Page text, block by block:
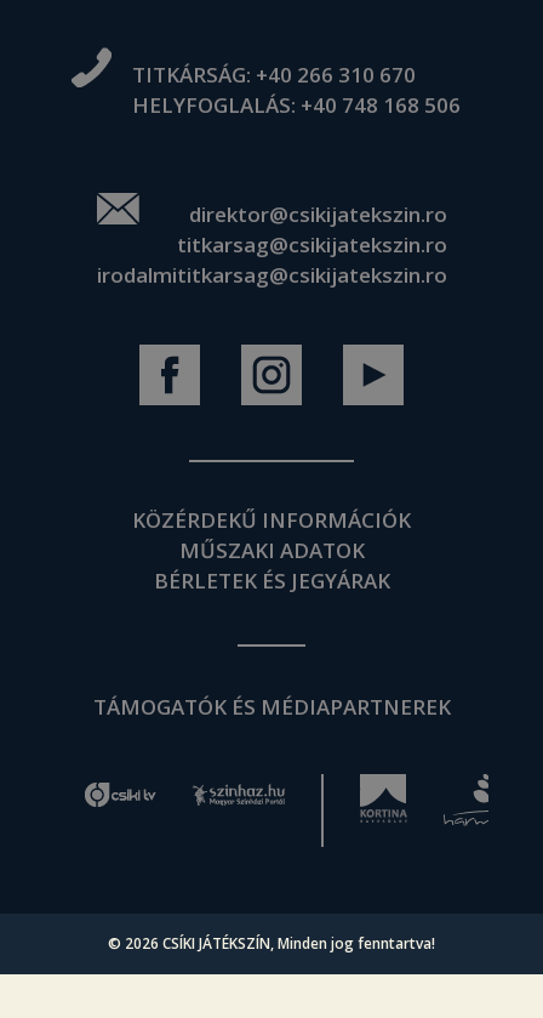
TITKÁRSÁG: +40 266 310 670
HELYFOGLALÁS: +40 748 168 506
direktor@csikijatekszin.ro
titkarsag@csikijatekszin.ro
irodalmititkarsag@csikijatekszin.ro
KÖZÉRDEKŰ INFORMÁCIÓK
MŰSZAKI ADATOK
BÉRLETEK ÉS JEGYÁRAK
TÁMOGATÓK ÉS MÉDIAPARTNEREK
© 2026 CSÍKI JÁTÉKSZÍN, Minden jog fenntartva!